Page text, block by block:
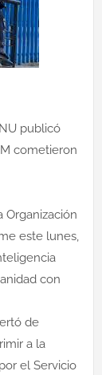
publicó
cometieron
Organización
este lunes,
con
de
a la
el Servicio